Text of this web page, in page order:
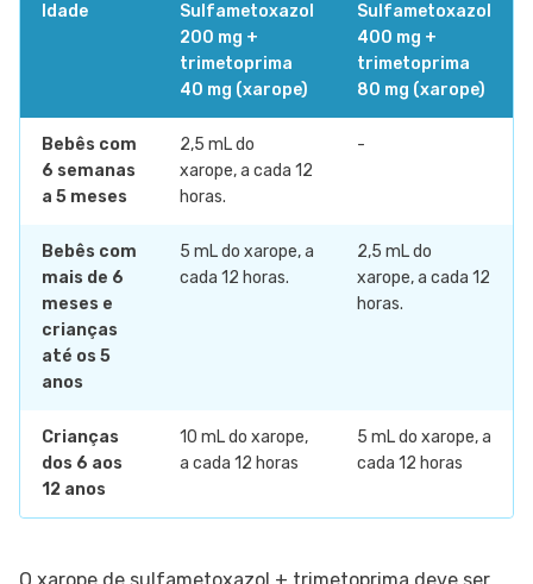
Idade
Sulfametoxazol
200 mg +
trimetoprima
40 mg (xarope)
Sulfametoxazol
400 mg +
trimetoprima
80 mg (xarope)
Bebês com
6 semanas
a 5 meses
2,5 mL do
xarope, a cada 12
horas.
-
Bebês com
mais de 6
meses e
crianças
até os 5
anos
5 mL do xarope, a
cada 12 horas.
2,5 mL do
xarope, a cada 12
horas.
Crianças
dos 6 aos
12 anos
10 mL do xarope,
a cada 12 horas
5 mL do xarope, a
cada 12 horas